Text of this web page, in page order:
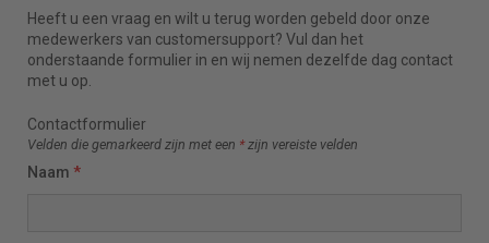
Heeft u een vraag en wilt u terug worden gebeld door onze
medewerkers van customersupport? Vul dan het
onderstaande formulier in en wij nemen dezelfde dag contact
met u op.
Contactformulier
Velden die gemarkeerd zijn met een *zijn vereiste velden
Naam *